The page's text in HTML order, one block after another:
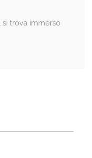
si trova immerso